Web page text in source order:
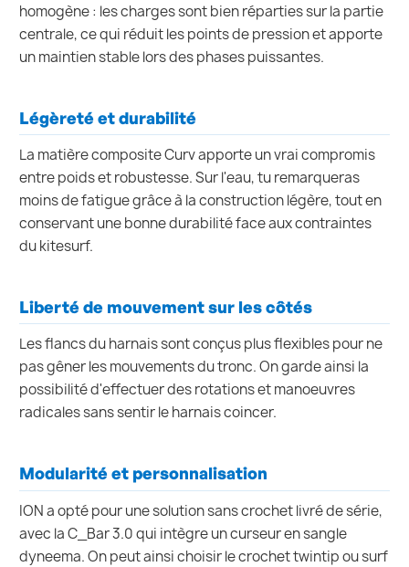
homogène : les charges sont bien réparties sur la partie
centrale, ce qui réduit les points de pression et apporte
un maintien stable lors des phases puissantes.
Légèreté et durabilité
La matière composite Curv apporte un vrai compromis
entre poids et robustesse. Sur l'eau, tu remarqueras
moins de fatigue grâce à la construction légère, tout en
conservant une bonne durabilité face aux contraintes
du kitesurf.
Liberté de mouvement sur les côtés
Les flancs du harnais sont conçus plus flexibles pour ne
pas gêner les mouvements du tronc. On garde ainsi la
possibilité d'effectuer des rotations et manoeuvres
radicales sans sentir le harnais coincer.
Modularité et personnalisation
ION a opté pour une solution sans crochet livré de série,
avec la C_Bar 3.0 qui intègre un curseur en sangle
dyneema. On peut ainsi choisir le crochet twintip ou surf